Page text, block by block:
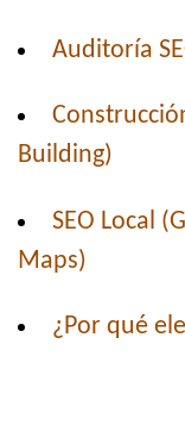
Auditoría
Building)
SEO Local
Maps)
¿Por qué